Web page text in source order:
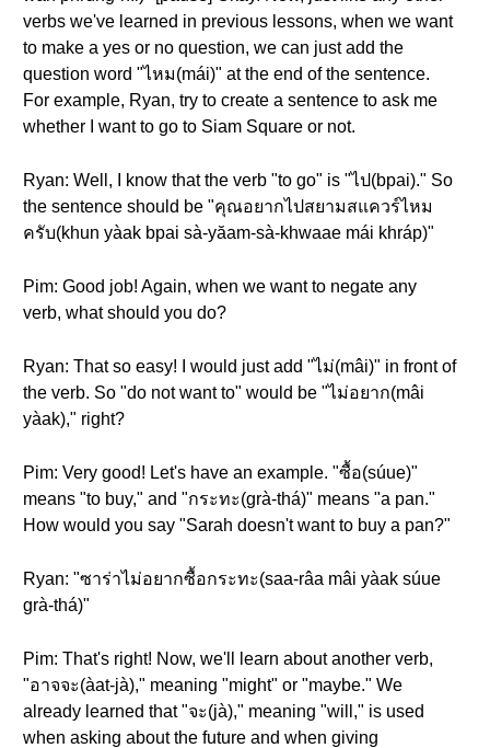
verbs we've learned in previous lessons, when we want
to make a yes or no question, we can just add the
question word "ไหม(mái)" at the end of the sentence.
For example, Ryan, try to create a sentence to ask me
whether I want to go to Siam Square or not.
Ryan: Well, I know that the verb "to go" is "ไป(bpai)." So
the sentence should be "คุณอยากไปสยามสแควร์ไหม
ครับ(khun yàak bpai sà-yăam-sà-khwaae mái khráp)"
Pim: Good job! Again, when we want to negate any
verb, what should you do?
Ryan: That so easy! I would just add "ไม่(mâi)" in front of
the verb. So "do not want to" would be "ไม่อยาก(mâi
yàak)," right?
Pim: Very good! Let's have an example. "ซื้อ(súue)"
means "to buy," and "กระทะ(grà-thá)" means "a pan."
How would you say "Sarah doesn't want to buy a pan?"
Ryan: "ซาร่าไม่อยากซื้อกระทะ(saa-râa mâi yàak súue
grà-thá)"
Pim: That's right! Now, we'll learn about another verb,
"อาจจะ(àat-jà)," meaning "might" or "maybe." We
already learned that "จะ(jà)," meaning "will," is used
when asking about the future and when giving